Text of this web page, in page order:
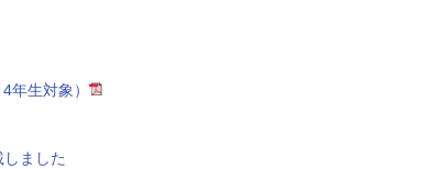
年生対象）
ました